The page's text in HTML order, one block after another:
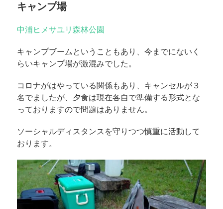
キャンプ場
中浦ヒメサユリ森林公園
キャンプブームということもあり、今までにないく
らいキャンプ場が激混みでした。
コロナがはやっている関係もあり、キャンセルが３
名でましたが、夕食は現在各自で準備する形式とな
っておりますので問題はありません。
ソーシャルディスタンスを守りつつ慎重に活動して
おります。